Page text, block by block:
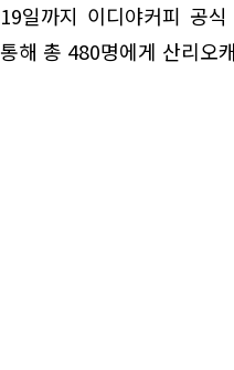
19일까지 이디야커피 공
통해 총 480명에게 산리오